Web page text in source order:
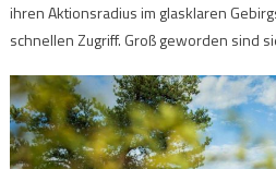
ihren Aktionsradius im glasklaren
schnellen Zugriff. Groß geworden sind